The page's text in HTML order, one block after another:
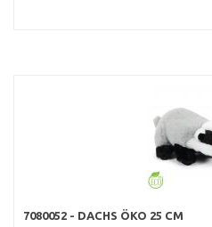
7080052 - DACHS ÖKO 25 CM